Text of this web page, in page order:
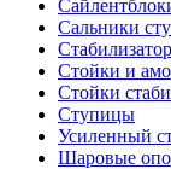
Сальники
Стойки и
Стойки
Ступицы
Усиленный
Шаровые